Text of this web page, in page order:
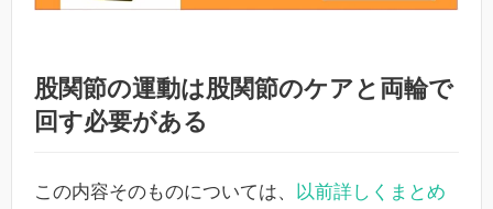
股関節の運動は股関節のケアと両輪で
回す必要がある
この内容そのものについては、
以前詳しくまとめ